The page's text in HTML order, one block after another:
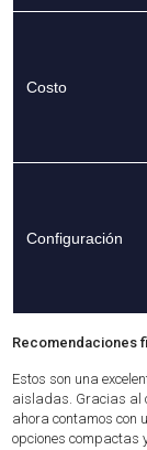
Costo
Configuración
Recomendaciones
Estos son una
aisladas. Gracias al
ahora contamos con
opciones compactas